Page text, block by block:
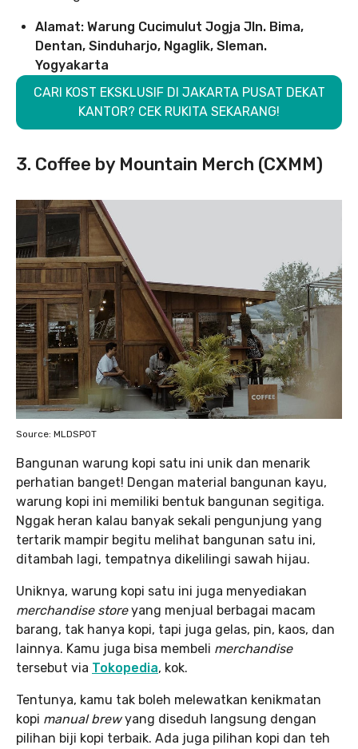
Alamat: Warung Cucimulut Jogja Jln. Bima,
Dentan, Sinduharjo, Ngaglik, Sleman.
Yogyakarta
CARI KOST EKSKLUSIF DI JAKARTA PUSAT DEKAT
KANTOR? CEK RUKITA SEKARANG!
3. Coffee by Mountain Merch (CXMM)
Source: MLDSPOT
Bangunan warung kopi satu ini unik dan menarik
perhatian banget! Dengan material bangunan kayu,
warung kopi ini memiliki bentuk bangunan segitiga.
Nggak heran kalau banyak sekali pengunjung yang
tertarik mampir begitu melihat bangunan satu ini,
ditambah lagi, tempatnya dikelilingi sawah hijau.
Uniknya, warung kopi satu ini juga menyediakan
merchandise storeyang menjual berbagai macam
barang, tak hanya kopi, tapi juga gelas, pin, kaos, dan
lainnya. Kamu juga bisa membeli merchandise
tersebut via Tokopedia, kok.
Tentunya, kamu tak boleh melewatkan kenikmatan
kopi manual brewyang diseduh langsung dengan
pilihan biji kopi terbaik. Ada juga pilihan kopi dan teh